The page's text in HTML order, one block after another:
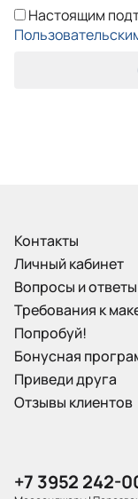
Настоящим
Контакты
Личный кабинет
Вопросы и ответы
Требования к
Попробуй!
Бонусная
Приведи друга
Отзывы клиентов
+7 3952 242-